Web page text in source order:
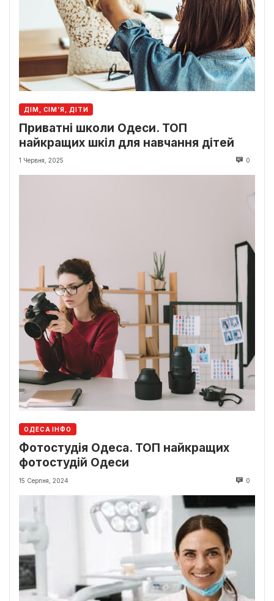
ДІМ, СІМ’Я, ДІТИ
Приватні школи Одеси. ТОП
найкращих шкіл для навчання дітей
1 Червня, 2025 0
ОДЕСА ІНФО
Фотостудія Одеса. ТОП найкращих
фотостудій Одеси
15 Серпня, 2024 0